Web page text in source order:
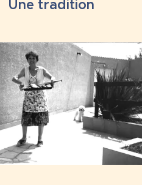
Une tradition